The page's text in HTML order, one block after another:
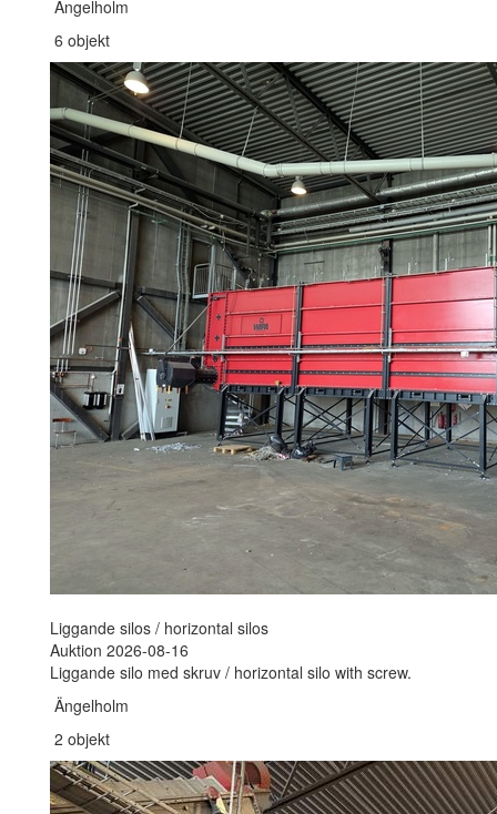
Ängelholm
6 objekt
Liggande silos / horizontal silos
Auktion 2026-08-16
Liggande silo med skruv / horizontal silo with screw.
Ängelholm
2 objekt